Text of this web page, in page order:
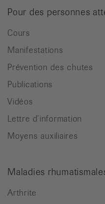
Pour des personnes
Cours
Manifestations
Prévention des chutes
Publications
Vidéos
Lettre d’information
Moyens auxiliaires
Maladies
Arthrite